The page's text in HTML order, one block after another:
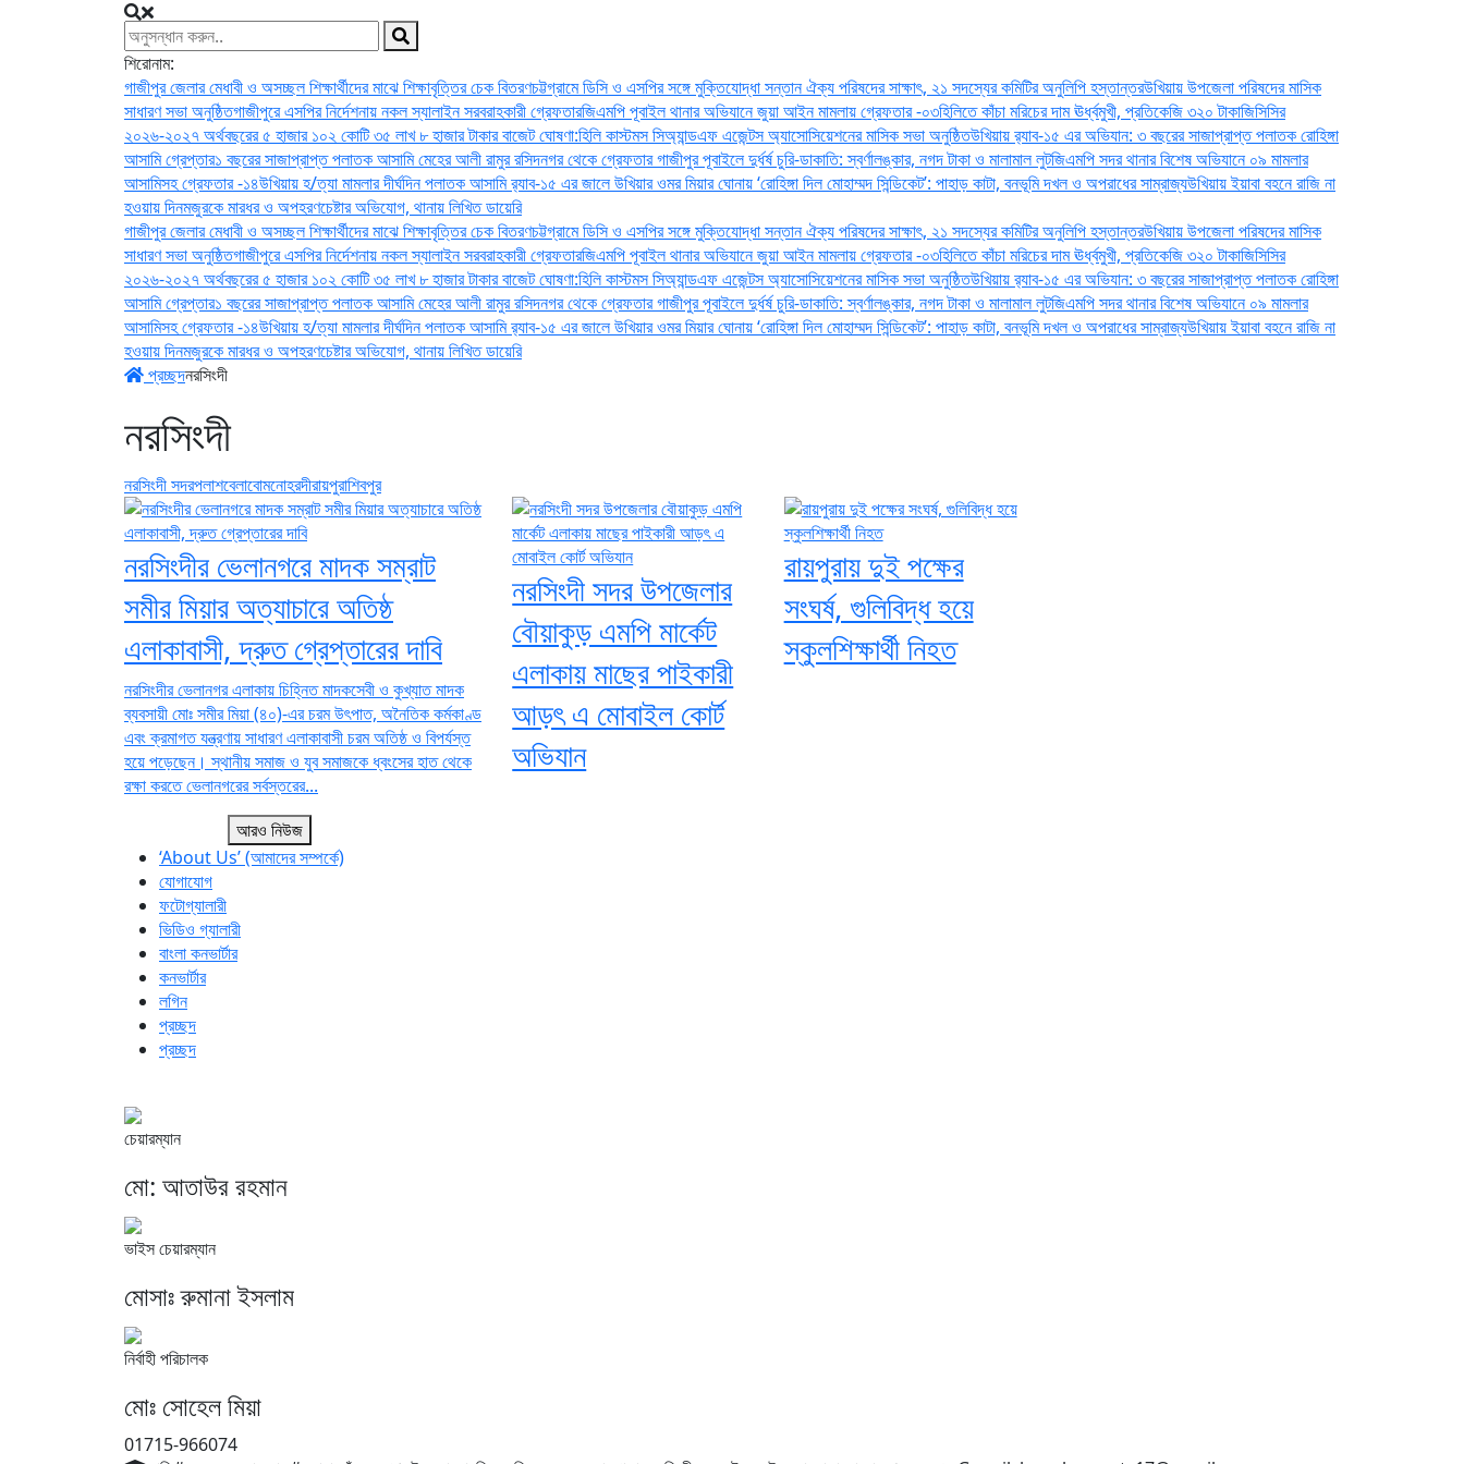
শিরোনাম:
গাজীপুর জেলার মেধাবী ও অসচ্ছল শিক্ষার্থীদের মাঝে শিক্ষাবৃত্তির চেক বিতরণচট্টগ্রামে ডিসি ও এসপির সঙ্গে মুক্তিযোদ্ধা সন্তান ঐক্য পরিষদের সাক্ষাৎ, ২১ সদস্যের কমিটির অনুলিপি হস্তান্তরউখিয়ায় উপজেলা পরিষদের মাসিক
সাধারণ সভা অনুষ্ঠিতগাজীপুরে এসপির নির্দেশনায় নকল স্যালাইন সরবরাহকারী গ্রেফতারজিএমপি পূবাইল থানার অভিযানে জুয়া আইন মামলায় গ্রেফতার -০৩হিলিতে কাঁচা মরিচের দাম ঊর্ধ্বমুখী, প্রতিকেজি ৩২০ টাকাজিসিসির
২০২৬-২০২৭ অর্থবছরের ৫ হাজার ১০২ কোটি ৩৫ লাখ ৮ হাজার টাকার বাজেট ঘোষণা:হিলি কাস্টমস সিঅ্যান্ডএফ এজেন্টস অ্যাসোসিয়েশনের মাসিক সভা অনুষ্ঠিতউখিয়ায় র‍্যাব-১৫ এর অভিযান: ৩ বছরের সাজাপ্রাপ্ত পলাতক রোহিঙ্গা
আসামি গ্রেপ্তার১ বছরের সাজাপ্রাপ্ত পলাতক আসামি মেহের আলী রামুর রসিদনগর থেকে গ্রেফতার ‎গাজীপুর পূবাইলে দুর্ধর্ষ চুরি-ডাকাতি: স্বর্ণালঙ্কার, নগদ টাকা ও মালামাল লুটজিএমপি সদর থানার বিশেষ অভিযানে ০৯ মামলার
আসামিসহ গ্রেফতার -১৪উখিয়ায় হ/ত্যা মামলার দীর্ঘদিন পলাতক আসামি র‌্যাব-১৫ এর জালে ‎‎উখিয়ার ওমর মিয়ার ঘোনায় ‘রোহিঙ্গা দিল মোহাম্মদ সিন্ডিকেট’: পাহাড় কাটা, বনভূমি দখল ও অপরাধের সাম্রাজ্যউখিয়ায় ইয়াবা বহনে রাজি না
হওয়ায় দিনমজুরকে মারধর ও অপহরণচেষ্টার অভিযোগ, থানায় লিখিত ডায়েরি
গাজীপুর জেলার মেধাবী ও অসচ্ছল শিক্ষার্থীদের মাঝে শিক্ষাবৃত্তির চেক বিতরণচট্টগ্রামে ডিসি ও এসপির সঙ্গে মুক্তিযোদ্ধা সন্তান ঐক্য পরিষদের সাক্ষাৎ, ২১ সদস্যের কমিটির অনুলিপি হস্তান্তরউখিয়ায় উপজেলা পরিষদের মাসিক
সাধারণ সভা অনুষ্ঠিতগাজীপুরে এসপির নির্দেশনায় নকল স্যালাইন সরবরাহকারী গ্রেফতারজিএমপি পূবাইল থানার অভিযানে জুয়া আইন মামলায় গ্রেফতার -০৩হিলিতে কাঁচা মরিচের দাম ঊর্ধ্বমুখী, প্রতিকেজি ৩২০ টাকাজিসিসির
২০২৬-২০২৭ অর্থবছরের ৫ হাজার ১০২ কোটি ৩৫ লাখ ৮ হাজার টাকার বাজেট ঘোষণা:হিলি কাস্টমস সিঅ্যান্ডএফ এজেন্টস অ্যাসোসিয়েশনের মাসিক সভা অনুষ্ঠিতউখিয়ায় র‍্যাব-১৫ এর অভিযান: ৩ বছরের সাজাপ্রাপ্ত পলাতক রোহিঙ্গা
আসামি গ্রেপ্তার১ বছরের সাজাপ্রাপ্ত পলাতক আসামি মেহের আলী রামুর রসিদনগর থেকে গ্রেফতার ‎গাজীপুর পূবাইলে দুর্ধর্ষ চুরি-ডাকাতি: স্বর্ণালঙ্কার, নগদ টাকা ও মালামাল লুটজিএমপি সদর থানার বিশেষ অভিযানে ০৯ মামলার
আসামিসহ গ্রেফতার -১৪উখিয়ায় হ/ত্যা মামলার দীর্ঘদিন পলাতক আসামি র‌্যাব-১৫ এর জালে ‎‎উখিয়ার ওমর মিয়ার ঘোনায় ‘রোহিঙ্গা দিল মোহাম্মদ সিন্ডিকেট’: পাহাড় কাটা, বনভূমি দখল ও অপরাধের সাম্রাজ্যউখিয়ায় ইয়াবা বহনে রাজি না
হওয়ায় দিনমজুরকে মারধর ও অপহরণচেষ্টার অভিযোগ, থানায় লিখিত ডায়েরি
প্রচ্ছদনরসিংদী
নরসিংদী
নরসিংদী সদরপলাশবেলাবোমনোহরদীরায়পুরাশিবপুর
নরসিংদীর ভেলানগরে মাদক সম্রাট
সমীর মিয়ার অত্যাচারে অতিষ্ঠ
এলাকাবাসী, দ্রুত গ্রেপ্তারের দাবি
নরসিংদীর ভেলানগর এলাকায় চিহ্নিত মাদকসেবী ও কুখ্যাত মাদক
ব্যবসায়ী মোঃ সমীর মিয়া (৪০)-এর চরম উৎপাত, অনৈতিক কর্মকাণ্ড
এবং ক্রমাগত যন্ত্রণায় সাধারণ এলাকাবাসী চরম অতিষ্ঠ ও বিপর্যস্ত
হয়ে পড়েছেন। স্থানীয় সমাজ ও যুব সমাজকে ধ্বংসের হাত থেকে
রক্ষা করতে ভেলানগরের সর্বস্তরের...
নরসিংদী সদর উপজেলার
বৌয়াকুড় এমপি মার্কেট
এলাকায় মাছের পাইকারী
আড়ৎ এ মোবাইল কোর্ট
অভিযান
রায়পুরায় দুই পক্ষের
সংঘর্ষ, গুলিবিদ্ধ হয়ে
স্কুলশিক্ষার্থী নিহত
আরও নিউজ
‘About Us’ (আমাদের সম্পর্কে)
যোগাযোগ
ফটোগ্যালারী
ভিডিও গ্যালারী
বাংলা কনভার্টার
কনভার্টার
লগিন
প্রচ্ছদ
প্রচ্ছদ
চেয়ারম্যান
মো: আতাউর রহমান
ভাইস চেয়ারম্যান
মোসাঃ রুমানা ইসলাম
নির্বাহী পরিচালক
মোঃ সোহেল মিয়া
01715-966074